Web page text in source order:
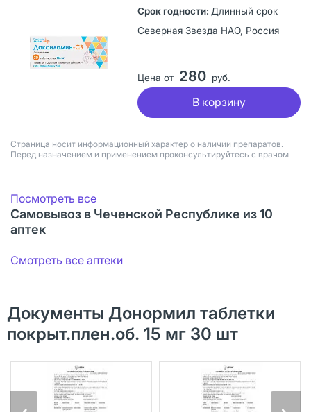
Длинный срок
Северная Звезда НАО, Россия
Цена от 280 руб.
В корзину
Страница носит информационный характер о наличии препаратов.
Перед назначением и применением проконсультируйтесь с врачом
Посмотреть все
Самовывоз в Чеченской Республике из 10
аптек
Смотреть все аптеки
Документы Донормил таблетки
покрыт.плен.об. 15 мг 30 шт